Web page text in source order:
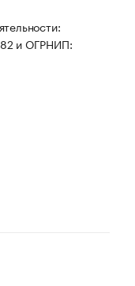
и ОГРНИП: